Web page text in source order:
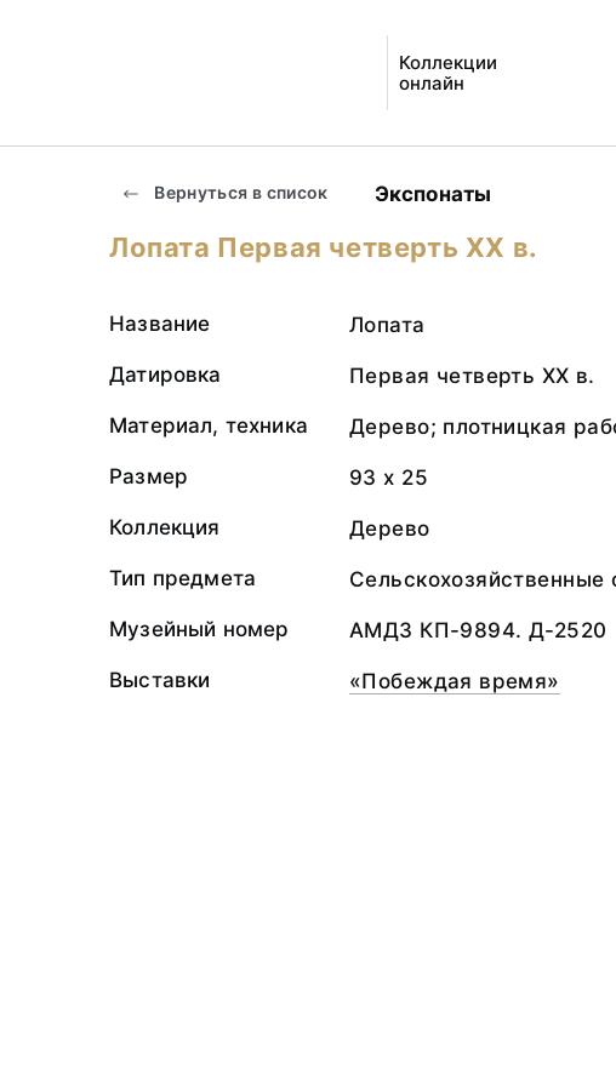
Коллекции
онлайн
Вернуться в список Экспонаты
Лопата Первая четверть ХХ в.
Название Лопата
Датировка Первая четверть ХХ в.
Материал, техника Дерево; плотницкая
Размер 93 х 25
Коллекция Дерево
Тип предмета Сельскохозяйственные
Музейный номер АМДЗ КП-9894. Д-2520
Выставки «Побеждая время»